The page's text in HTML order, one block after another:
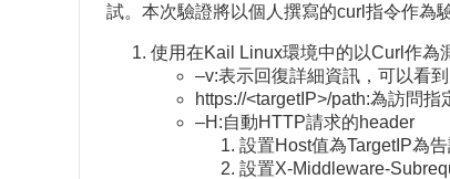
試。本次驗證將以個人撰寫的curl指令作為
使用在Kail Linux環境中的以Curl作為
–v:表示回復詳細資訊，可以看
https://<targetIP>/path:為訪問指
–H:自動HTTP請求的header
設置Host值為TargetIP為
設置X-Middleware-